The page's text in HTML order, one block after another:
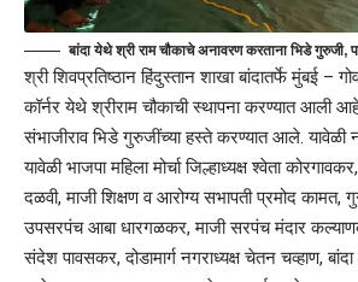
बांदा येथे श्री राम चौकाचे अनावरण करताना भिडे गुरुजी,
श्री शिवप्रतिष्ठान हिंदुस्तान शाखा बांदातर्फे मुंबई –
कॉर्नर येथे श्रीराम चौकाची स्थापना करण्यात आली
संभाजीराव भिडे गुरुजींच्या हस्ते करण्यात आले. यावेळी
यावेळी भाजपा महिला मोर्चा जिल्हाध्यक्ष श्वेता
दळवी, माजी शिक्षण व आरोग्य सभापती प्रमोद कामत,
उपसरपंच आबा धारगळकर, माजी सरपंच मंदार
संदेश पावसकर, दोडामार्ग नगराध्यक्ष चेतन चव्हाण,